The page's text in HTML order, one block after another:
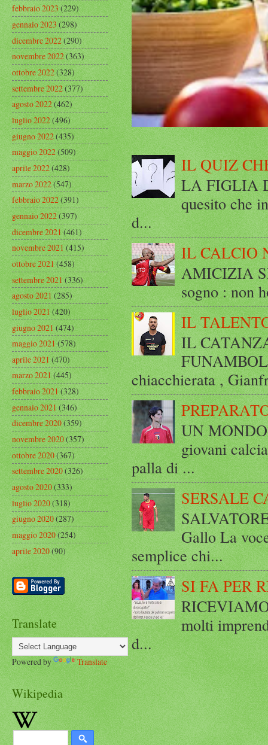
IL QUIZ
LA FIGLIA
quesito che
d...
IL CALCIO
AMICIZIA
sogno : non
IL
IL
chiacchierata ,
UN
giovani
palla di ...
SERSALE
Gallo La
semplice chi...
SI FA PER
molti
d...
febbraio 2023(229)
gennaio 2023(298)
dicembre 2022(290)
novembre 2022(363)
ottobre 2022(328)
settembre 2022(377)
agosto 2022(462)
luglio 2022(496)
giugno 2022(435)
maggio 2022(509)
aprile 2022(428)
marzo 2022(547)
febbraio 2022(391)
gennaio 2022(397)
dicembre 2021(461)
novembre 2021(415)
ottobre 2021(458)
settembre 2021(336)
agosto 2021(285)
luglio 2021(420)
giugno 2021(474)
maggio 2021(578)
aprile 2021(470)
marzo 2021(445)
febbraio 2021(328)
gennaio 2021(346)
dicembre 2020(359)
novembre 2020(357)
ottobre 2020(367)
settembre 2020(326)
agosto 2020(333)
luglio 2020(318)
giugno 2020(287)
maggio 2020(254)
aprile 2020(90)
Translate
Powered by Translate
Wikipedia